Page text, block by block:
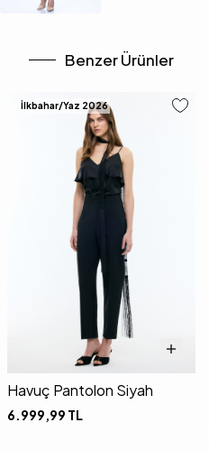
Benzer Ürünler
İlkbahar/Yaz 2026
Havuç Pantolon Siyah
6.999,99 TL